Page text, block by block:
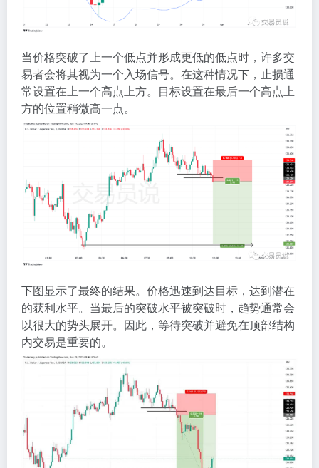
当价格突破了上一个低点并形成更低的低点时，许多交
易者会将其视为一个入场信号。在这种情况下，止损通
常设置在上一个高点上方。目标设置在最后一个高点上
方的位置稍微高一点。
下图显示了最终的结果。价格迅速到达目标，达到潜在
的获利水平。当最后的突破水平被突破时，趋势通常会
以很大的势头展开。因此，等待突破并避免在顶部结构
内交易是重要的。